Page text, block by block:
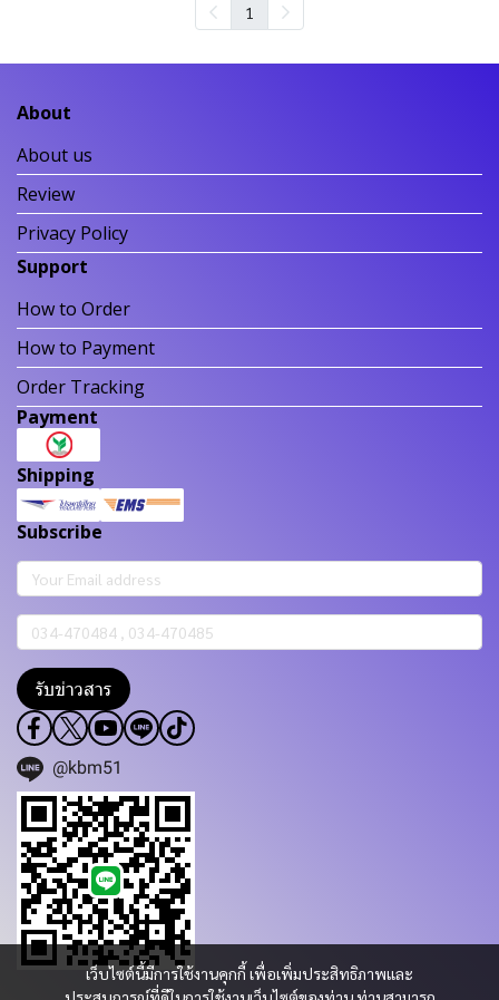
1
เว็บไซต์นี้มีการใช้งานคุกกี้ เพื่อเพิ่มประสิทธิภาพและ
About
About us
Review
Privacy Policy
Support
How to Order
How to Payment
Order Tracking
Payment
Shipping
Subscribe
รับข่าวสาร
@kbm51